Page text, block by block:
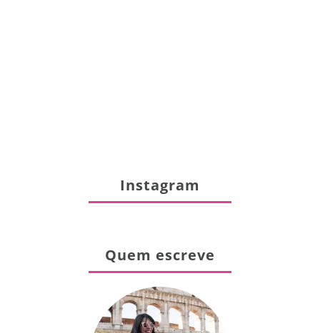
Instagram
Quem escreve